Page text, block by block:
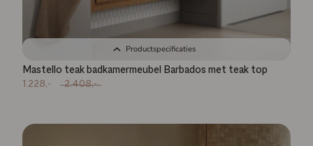
Productspecificaties
Mastello teak badkamermeubel Barbados met teak top
1.228,- 2.408,-